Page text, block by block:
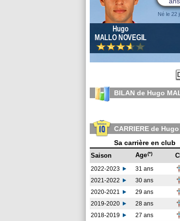
Né le 22
Hugo
MALLO NOVEGIL
BILAN de Hugo
CARRIERE de
Sa carrière en club
Saison Age(*)
2022-2023 31 ans
2021-2022
30 ans
2020-2021
29 ans
2019-2020
28 ans
2018-2019
27 ans